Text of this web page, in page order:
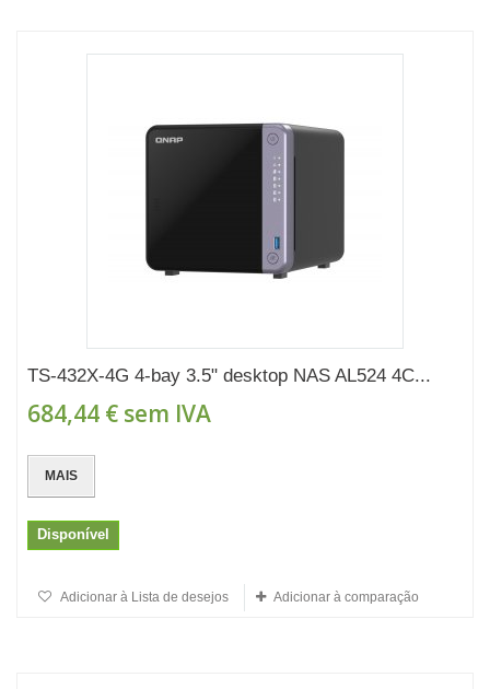
TS-432X-4G 4-bay 3.5" desktop NAS AL524 4C...
684,44 € sem IVA
MAIS
Disponível
Adicionar à Lista de desejos Adicionar à comparação